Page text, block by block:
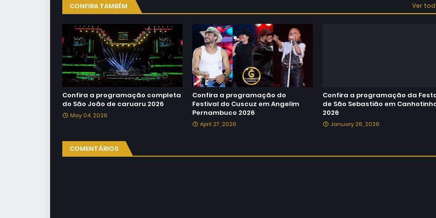
CONFIRA TAMBÉM Ver
Confira a programação completa
do São João de caruaru 2026
May 04, 2026
Confira a programação do
Festival do Cuscuz em Angelim
Pernambuco 2026
April 27, 2026
Confira a programação da
de São Sebastião em
2026
January 26, 2026
COMENTÁRIOS